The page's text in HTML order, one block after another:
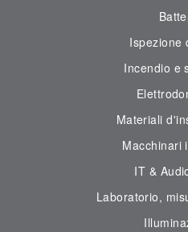
Ispezione
Incendio e
Materiali
Macchinari
IT &
Laboratorio,